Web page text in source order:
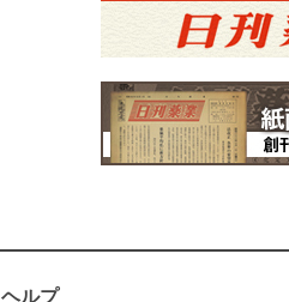
ヘルプ